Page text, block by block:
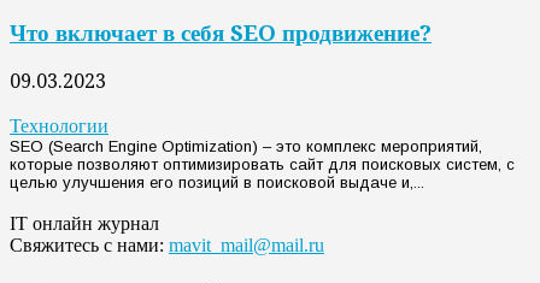
Что включает в себя SEO продвижение?
09.03.2023
Технологии
SEO (Search Engine Optimization) – это комплекс мероприятий,
которые позволяют оптимизировать сайт для поисковых систем, с
целью улучшения его позиций в поисковой выдаче и,...
IT онлайн журнал
Свяжитесь с нами: mavit_mail@mail.ru